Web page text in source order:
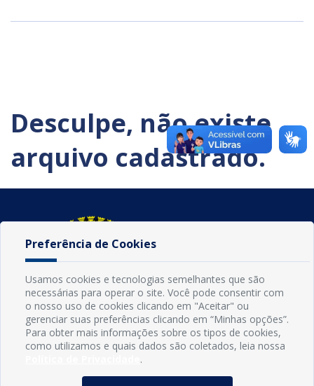
Desculpe, não existe
arquivo cadastrado.
INFORMAÇÕES
Preferência de Cookies
Usamos cookies e tecnologias semelhantes que são
necessárias para operar o site. Você pode consentir com
o nosso uso de cookies clicando em "Aceitar" ou
gerenciar suas preferências clicando em “Minhas opções”.
Para obter mais informações sobre os tipos de cookies,
como utilizamos e quais dados são coletados, leia nossa
.